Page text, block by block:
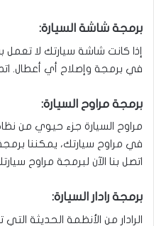
برمجة شاشة السيارة:
إذا كانت شاشة سيارتك لا
في برمجة وإصلاح أي أعطال.
برمجة مراوح السيارة:
مراوح السيارة جزء حيوي من
في مراوح سيارتك، يمكننا
اتصل بنا الآن لبرمجة مراوح
برمجة رادار السيارة:
الرادار من الأنظمة الحديثة